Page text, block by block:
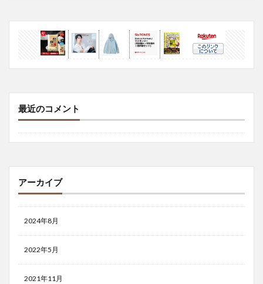
最近のコメント
アーカイブ
2024年8月
2022年5月
2021年11月